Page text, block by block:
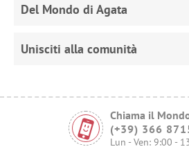
Del Mondo di Agata
Unisciti alla comunità
Chiama il
(+39) 366
Lun - Ven: 9:00 -